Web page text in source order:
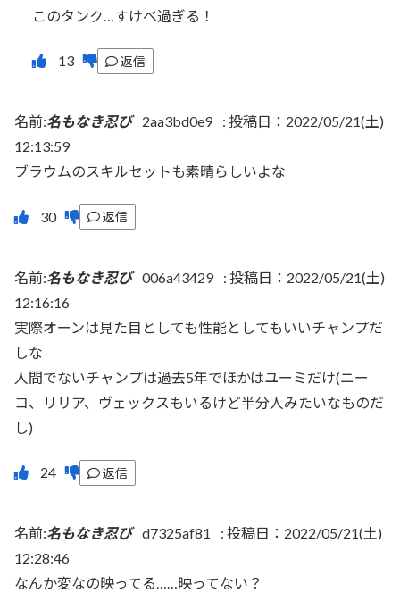
このタンク…すけべ過ぎる！
返信
名前:名もなき忍び 2aa3bd0e9 : 投稿日：2022/05/21(土)
12:13:59
ブラウムのスキルセットも素晴らしいよな
返信
名前:名もなき忍び 006a43429 : 投稿日：2022/05/21(土)
12:16:16
実際オーンは見た目としても性能としてもいいチャンプだ
しな
人間でないチャンプは過去5年でほかはユーミだけ(ニー
コ、リリア、ヴェックスもいるけど半分人みたいなものだ
し)
返信
名前:名もなき忍び d7325af81 : 投稿日：2022/05/21(土)
12:28:46
なんか変なの映ってる……映ってない？